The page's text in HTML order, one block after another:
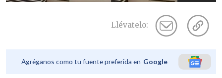
Llévatelo:
Agréganos como tu fuente preferida en Google